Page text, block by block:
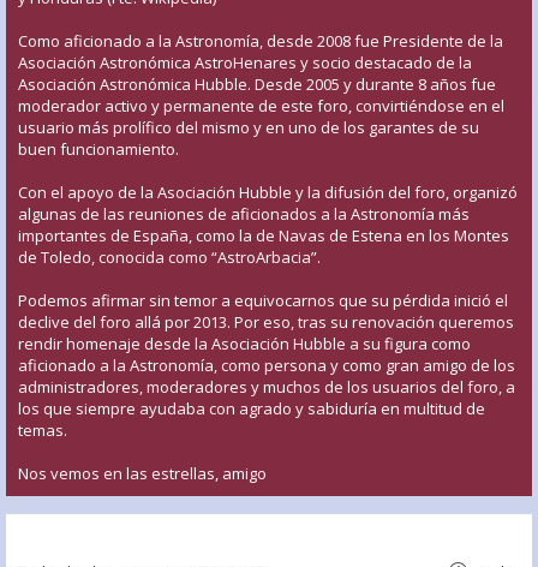
Como aficionado a la Astronomía, desde 2008 fue Presidente de la
Asociación Astronómica AstroHenares y socio destacado de la
Asociación Astronómica Hubble. Desde 2005 y durante 8 años fue
moderador activo y permanente de este foro, convirtiéndose en el
usuario más prolífico del mismo y en uno de los garantes de su
buen funcionamiento.
Con el apoyo de la Asociación Hubble y la difusión del foro, organizó
algunas de las reuniones de aficionados a la Astronomía más
importantes de España, como la de Navas de Estena en los Montes
de Toledo, conocida como “AstroArbacia”.
Podemos afirmar sin temor a equivocarnos que su pérdida inició el
declive del foro allá por 2013. Por eso, tras su renovación queremos
rendir homenaje desde la Asociación Hubble a su figura como
aficionado a la Astronomía, como persona y como gran amigo de los
administradores, moderadores y muchos de los usuarios del foro, a
los que siempre ayudaba con agrado y sabiduría en multitud de
temas.
Nos vemos en las estrellas, amigo